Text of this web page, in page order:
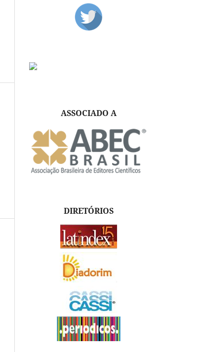
ASSOCIADO A
DIRETÓRIOS